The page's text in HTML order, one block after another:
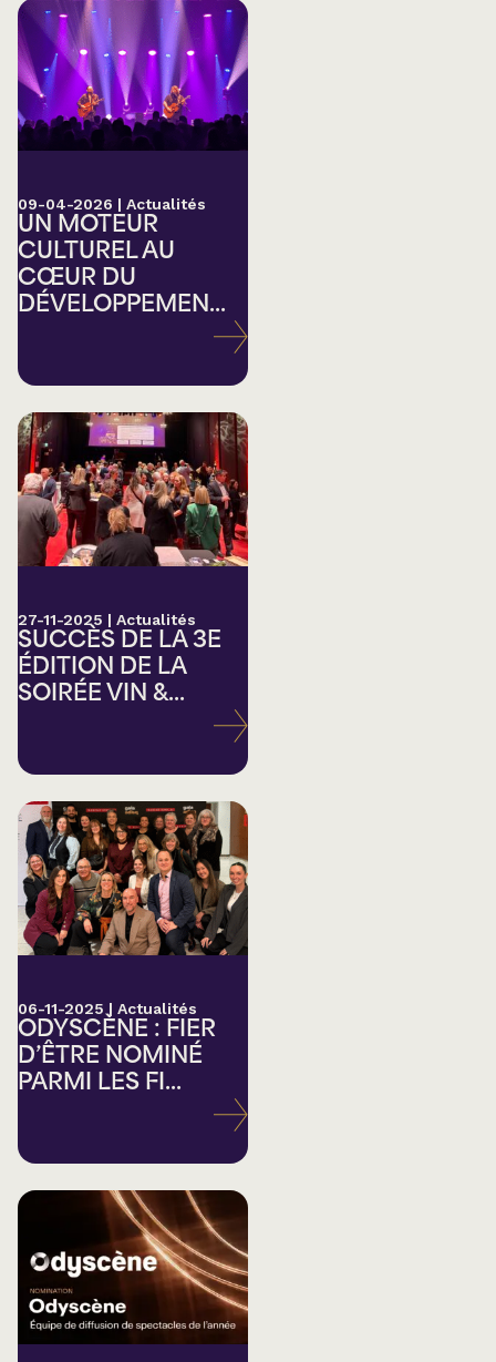
09-04-2026 | Actualités
UN MOTEUR
CULTUREL AU
CŒUR DU
DÉVELOPPEMEN...
27-11-2025 | Actualités
SUCCÈS DE LA 3E
ÉDITION DE LA
SOIRÉE VIN &...
06-11-2025 | Actualités
ODYSCÈNE : FIER
D’ÊTRE NOMINÉ
PARMI LES FI...